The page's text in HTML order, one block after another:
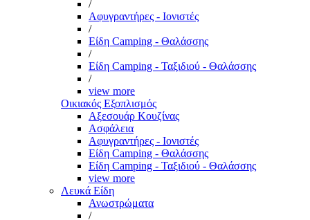
/
Αφυγραντήρες - Ιονιστές
/
Είδη Camping - Θαλάσσης
/
Είδη Camping - Ταξιδιού - Θαλάσσης
/
view more
Οικιακός Εξοπλισμός
Αξεσουάρ Κουζίνας
Ασφάλεια
Αφυγραντήρες - Ιονιστές
Είδη Camping - Θαλάσσης
Είδη Camping - Ταξιδιού - Θαλάσσης
view more
Λευκά Είδη
Ανωστρώματα
/